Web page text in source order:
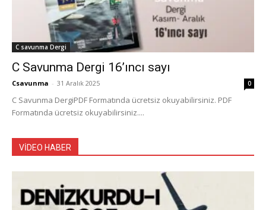
C savunma Dergi
C Savunma Dergi 16’ıncı sayı
Csavunma - 31 Aralık 2025 0
C Savunma DergiPDF Formatında ücretsiz okuyabilirsiniz. PDF
Formatında ücretsiz okuyabilirsiniz....
VİDEO HABER